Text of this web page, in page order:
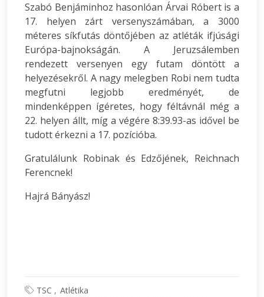
Szabó Benjáminhoz hasonlóan Árvai Róbert is a
17. helyen zárt versenyszámában, a 3000
méteres síkfutás döntőjében az atléták ifjúsági
Európa-bajnokságán. A Jeruzsálemben
rendezett versenyen egy futam döntött a
helyezésekről. A nagy melegben Robi nem tudta
megfutni legjobb eredményét, de
mindenképpen ígéretes, hogy féltávnál még a
22. helyen állt, míg a végére 8:39.93-as idővel be
tudott érkezni a 17. pozícióba.
Gratulálunk Robinak és Edzőjének, Reichnach
Ferencnek!
Hajrá Bányász!
TSC
Atlétika